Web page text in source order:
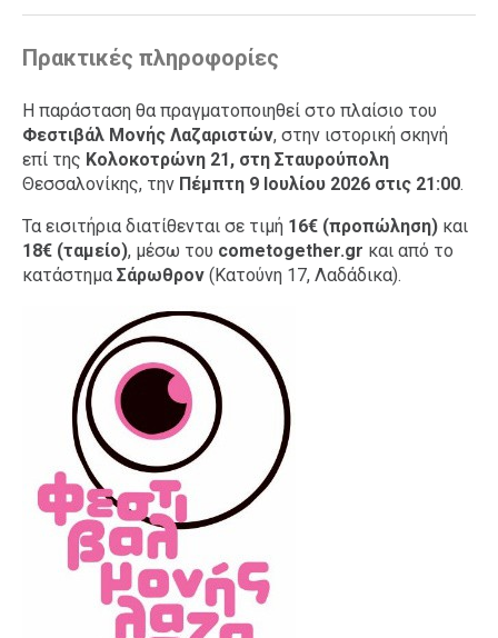
Πρακτικές πληροφορίες
Η παράσταση θα πραγματοποιηθεί στο πλαίσιο του
Φεστιβάλ Μονής Λαζαριστών, στην ιστορική σκηνή
επί της Κολοκοτρώνη 21, στη Σταυρούπολη
Θεσσαλονίκης, την Πέμπτη 9 Ιουλίου 2026 στις 21:00.
Τα εισιτήρια διατίθενται σε τιμή 16€ (προπώληση) και
18€ (ταμείο), μέσω του cometogether.gr και από το
κατάστημα Σάρωθρον (Κατούνη 17, Λαδάδικα).